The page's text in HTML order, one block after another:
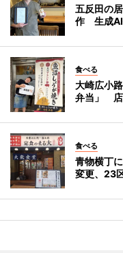
五反田の
作 生成AI
食べる
大崎広小
弁当」 店
食べる
青物横丁
変更、23